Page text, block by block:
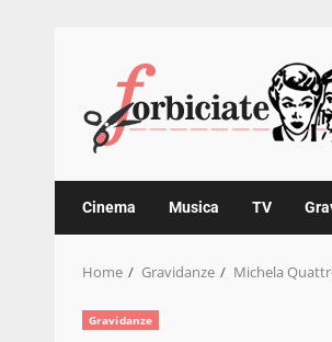
content
Cinema Musica TV
Home Gravidanze Michela
Gravidanze